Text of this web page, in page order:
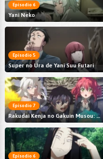
Episodio 6
Yani Neko
Episodio 5
Super no Ura de Yani Suu Futari
Episodio 7
Rakudai Kenja no Gakuin Musou: Nidome no Tensei, S-Rank Cheat Majutsushi Boukenroku
Episodio 6